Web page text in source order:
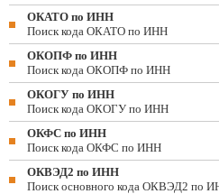
ОКАТО по ИНН
Поиск кода ОКАТО по ИНН
ОКОПФ по ИНН
Поиск кода ОКОПФ по ИНН
ОКОГУ по ИНН
Поиск кода ОКОГУ по ИНН
ОКФС по ИНН
Поиск кода ОКФС по ИНН
ОКВЭД2 по ИНН
Поиск основного кода ОКВЭД2 по